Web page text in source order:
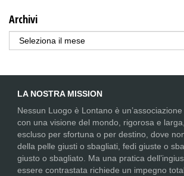
Archivi
Archivi
LA NOSTRA MISSION
Nessun Luogo è Lontano è
con una visione del mondo, rigorosa e
escluso per sfortuna o per destino, dove
della pelle giusti o sbagliati, fedi giuste o
giusto o sbagliato. Ma una pratica
essere contrastata richiede un impegno